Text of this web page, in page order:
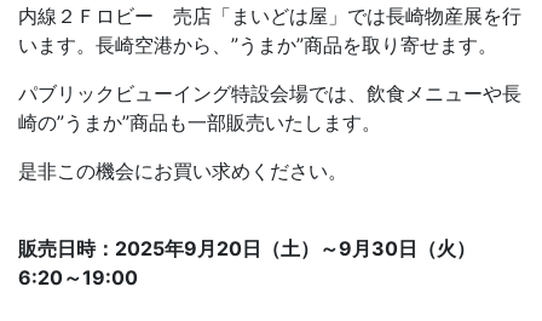
内線２Ｆロビー 売店「まいどは屋」では長崎物産展を行
います。長崎空港から、”うまか”商品を取り寄せます。
パブリックビューイング特設会場では、飲食メニューや長
崎の”うまか”商品も一部販売いたします。
是非この機会にお買い求めください。
販売日時：2025年9月20日（土）～9月30日（火）
6:20～19:00